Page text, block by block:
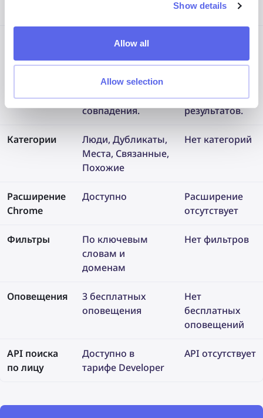
Show details
Allow all
Allow selection
месяц
лицу
Постоянно
предоставляя
более новые и
точные
совпадения.
изображений,
новых
результатов.
Категории
Люди, Дубликаты,
Места, Связанные,
Похожие
Нет категорий
Расширение
Chrome
Доступно
Расширение
отсутствует
Фильтры
По ключевым
словам и
доменам
Нет фильтров
Оповещения
3 бесплатных
оповещения
Нет
бесплатных
оповещений
API поиска
по лицу
Доступно в
тарифе Developer
API отсутствует